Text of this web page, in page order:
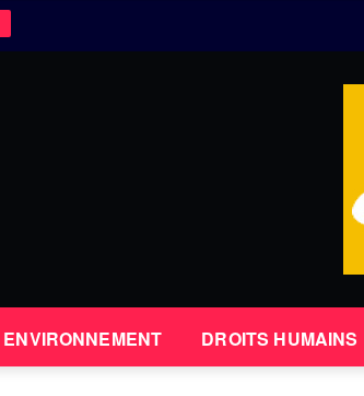
ENVIRONNEMENT DROITS HUMAINS